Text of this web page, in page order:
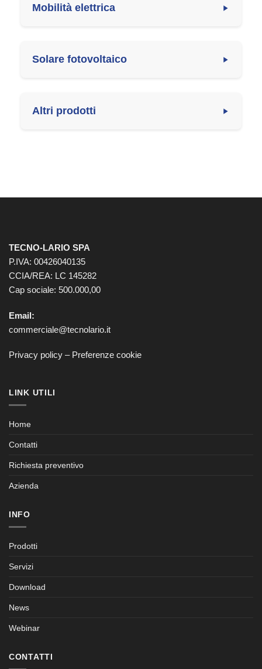
Mobilità elettrica
Solare fotovoltaico
Altri prodotti
TECNO-LARIO SPA
P.IVA: 00426040135
CCIA/REA: LC 145282
Cap sociale: 500.000,00
Email:
commerciale@tecnolario.it
Privacy policy – Preferenze cookie
LINK UTILI
Home
Contatti
Richiesta preventivo
Azienda
INFO
Prodotti
Servizi
Download
News
Webinar
CONTATTI